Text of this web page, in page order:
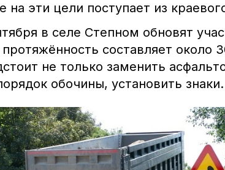
на эти цели поступает из
в селе Степном обновят
составляет около
не только заменить
обочины, установить знаки.